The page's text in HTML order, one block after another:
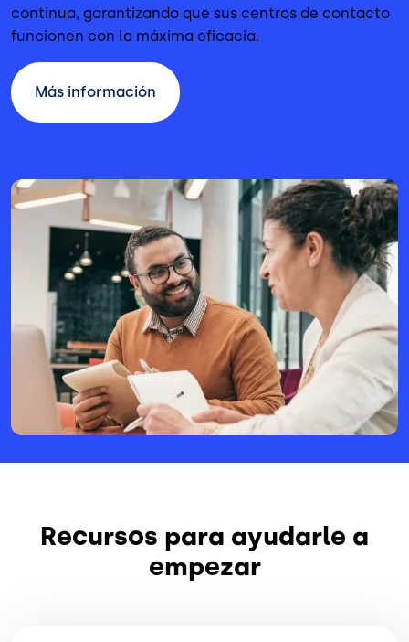
continua, garantizando que sus centros de contacto
funcionen con la máxima eficacia.
Más información
Imagen
Recursos para ayudarle a
empezar